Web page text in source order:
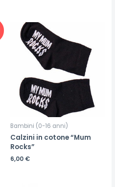
Bambini (0-16 anni)
Calzini in cotone “Mum
Rocks”
6,00 €